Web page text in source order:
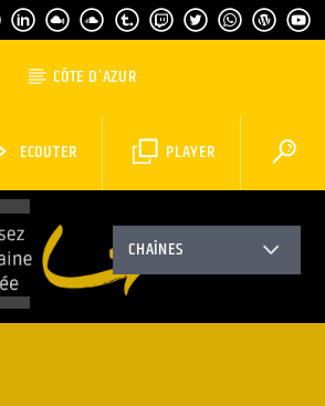
CÔTE D’AZUR
PLAYER
ECOUTER
CHAÎNES